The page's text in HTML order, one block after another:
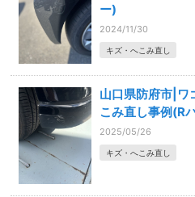
ー)
2024/11/30
キズ・へこみ直し
山口県防府市|ワ
こみ直し事例(R
2025/05/26
キズ・へこみ直し